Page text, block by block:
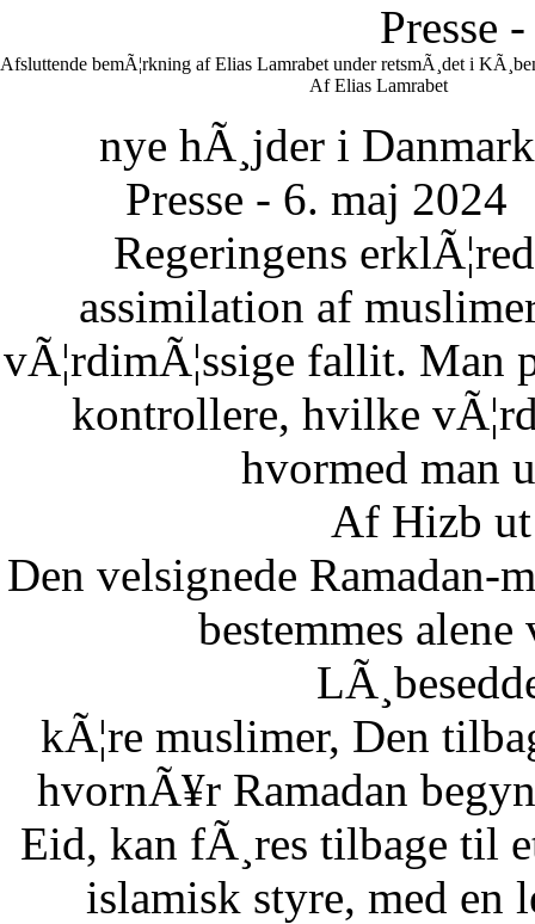
Presse
Afsluttende bemÃ¦rkning af Elias Lamrabet under retsmÃ¸det i
Af Elias Lamrabet
nye hÃ¸jder i Danmark
Presse - 6. maj 2024
Regeringens
assimilation af
vÃ¦rdimÃ¦ssige fallit. Man
kontrollere, hvilke
hvormed man
Af Hizb
Den velsignede Ramadan-
bestemmes
kÃ¦re muslimer, Den
hvornÃ¥r Ramadan
Eid, kan fÃ¸res tilbage til
islamisk styre, med en